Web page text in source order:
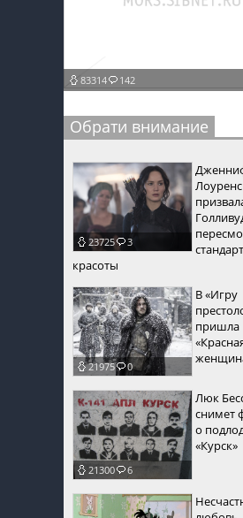
пїЅпїЅпїЅ
пїЅпїЅпїЅ
пїЅпїЅпїЅпїЅпїЅ
83314 142
Обрати внимание
23725 3
Лоуренс
красоты
21975 0
В «Игру
пришла
21300 6
Люк
снимет
о
«Курск»